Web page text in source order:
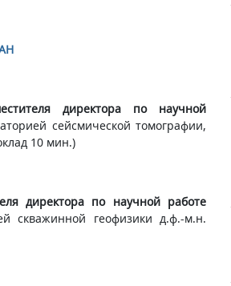
директора по научной
сейсмической томографии,
10 мин.)​
директора по научной работе
скважинной геофизики д.ф.-м.н.